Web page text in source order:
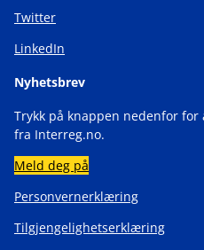
Twitter
LinkedIn
Nyhetsbrev
Trykk på knappen nedenfor
fra Interreg.no.
Meld deg på
Personvernerklæring
Tilgjengelighetserklæring